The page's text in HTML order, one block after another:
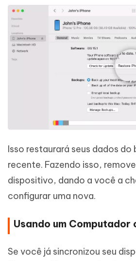
Isso restaurará seus dados do
recente. Fazendo isso,
dispositivo, dando a você a
configurar uma nova.
Usando um Computador
Se você já sincronizou seu